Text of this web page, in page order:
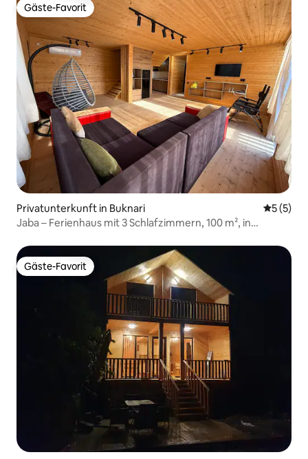
Gäste-Favorit
Gäste-Favorit
Privatunterkunft in Buknari
5 (5)
Jaba – Ferienhaus mit 3 Schlafzimmern, 100 m², in
Gäste-Favorit
Gäste-Favorit